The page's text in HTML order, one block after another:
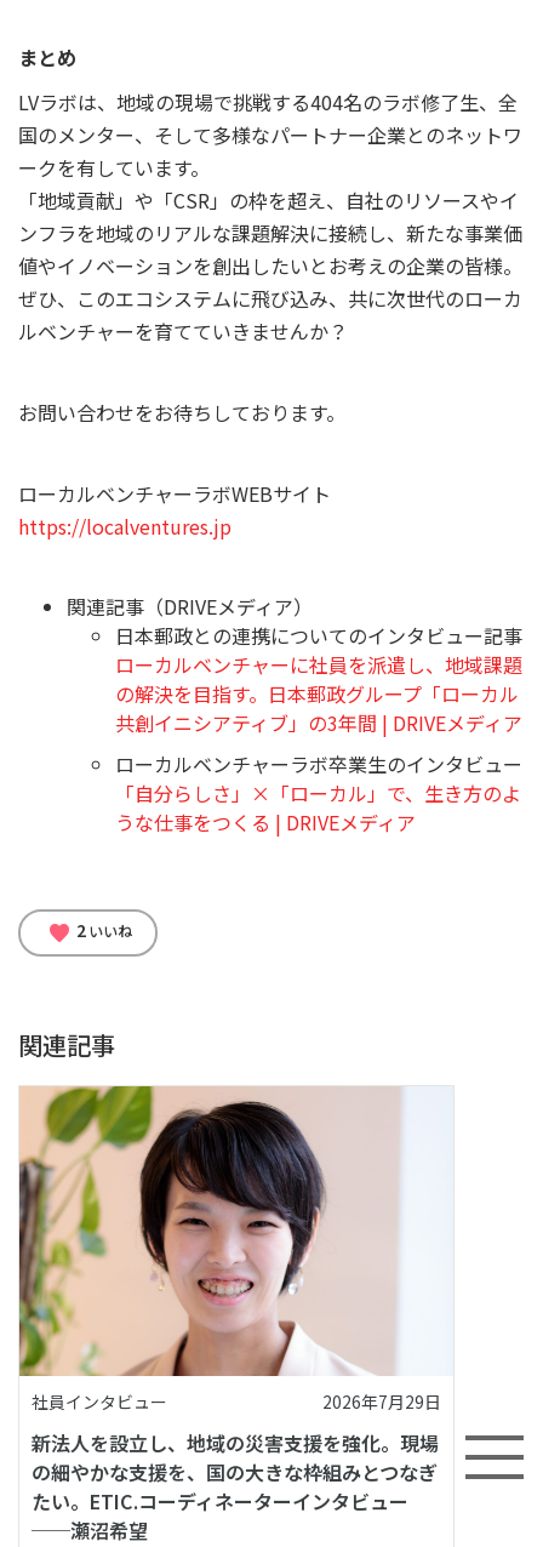
まとめ
LVラボは、地域の現場で挑戦する404名のラボ修了生、全
国のメンター、そして多様なパートナー企業とのネットワ
ークを有しています。
「地域貢献」や「CSR」の枠を超え、自社のリソースやイ
ンフラを地域のリアルな課題解決に接続し、新たな事業価
値やイノベーションを創出したいとお考えの企業の皆様。
ぜひ、このエコシステムに飛び込み、共に次世代のローカ
ルベンチャーを育てていきませんか？
お問い合わせをお待ちしております。
ローカルベンチャーラボWEBサイト
https://localventures.jp
関連記事（DRIVEメディア）
日本郵政との連携についてのインタビュー記事
ローカルベンチャーに社員を派遣し、地域課題
の解決を目指す。日本郵政グループ「ローカル
共創イニシアティブ」の3年間 | DRIVEメディア
ローカルベンチャーラボ卒業生のインタビュー
「自分らしさ」×「ローカル」で、生き方のよ
うな仕事をつくる | DRIVEメディア
favorite 2 いいね
関連記事
社員インタビュー 2026年7月29日
新法人を設立し、地域の災害支援を強化。現場
の細やかな支援を、国の大きな枠組みとつなぎ
たい。ETIC.コーディネーターインタビュー
──瀬沼希望